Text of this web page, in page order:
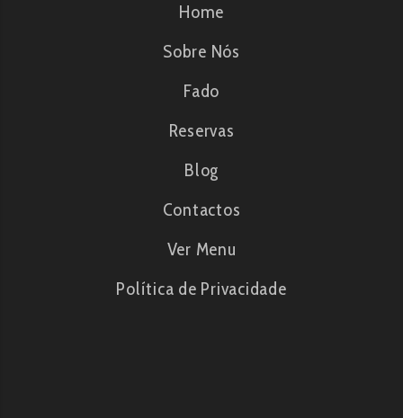
Home
Sobre Nós
Fado
Reservas
Blog
Contactos
Ver Menu
Política de Privacidade